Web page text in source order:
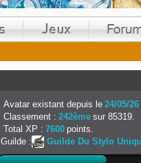
Avatar existant depuis le 24/05/26
Classement : 242ème sur 85319.
Total XP : 7600 points.
Guilde :
Guilde Du Stylo